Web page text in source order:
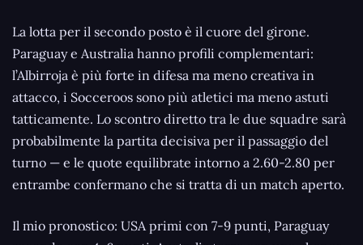
La lotta per il secondo posto è il cuore del girone.
Paraguay e Australia hanno profili complementari:
l’Albirroja è più forte in difesa ma meno creativa in
attacco, i Socceroos sono più atletici ma meno astuti
tatticamente. Lo scontro diretto tra le due squadre sarà
probabilmente la partita decisiva per il passaggio del
turno — e le quote equilibrate intorno a 2.60-2.80 per
entrambe confermano che si tratta di un match aperto.
Il mio pronostico: USA primi con 7-9 punti, Paraguay